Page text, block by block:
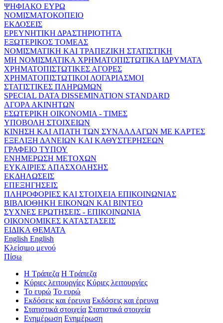
ΨΗΦΙΑΚΟ ΕΥΡΩ
ΝΟΜΙΣΜΑΤΟΚΟΠΕΙΟ
ΕΚΔΟΣΕΙΣ
ΕΡΕΥΝΗΤΙΚΗ ΔΡΑΣΤΗΡΙΟΤΗΤΑ
ΕΞΩΤΕΡΙΚΟΣ ΤΟΜΕΑΣ
ΝΟΜΙΣΜΑΤΙΚΗ ΚΑΙ ΤΡΑΠΕΖΙΚΗ ΣΤΑΤΙΣΤΙΚΗ
ΜΗ ΝΟΜΙΣΜΑΤΙΚΑ ΧΡΗΜΑΤΟΠΙΣΤΩΤΙΚΑ ΙΔΡΥΜΑΤΑ
ΧΡΗΜΑΤΟΠΙΣΤΩΤΙΚΕΣ ΑΓΟΡΕΣ
ΧΡΗΜΑΤΟΠΙΣΤΩΤΙΚΟΙ ΛΟΓΑΡΙΑΣΜΟΙ
ΣΤΑΤΙΣΤΙΚΕΣ ΠΛΗΡΩΜΩΝ
SPECIAL DATA DISSEMINATION STANDARD
ΑΓΟΡΑ ΑΚΙΝΗΤΩΝ
ΕΣΩΤΕΡΙΚΗ ΟΙΚΟΝΟΜΙΑ - ΤΙΜΕΣ
ΥΠΟΒΟΛΗ ΣΤΟΙΧΕΙΩΝ
ΚΙΝΗΣΗ ΚΑΙ ΑΠΑΤΗ ΤΩΝ ΣΥΝΑΛΛΑΓΩΝ ΜΕ ΚΑΡΤΕΣ
ΕΞΕΛΙΞΗ ΔΑΝΕΙΩΝ ΚΑΙ ΚΑΘΥΣΤΕΡΗΣΕΩΝ
ΓΡΑΦΕΙΟ ΤΥΠΟΥ
ΕΝΗΜΕΡΩΣΗ ΜΕΤΟΧΩΝ
ΕΥΚΑΙΡΙΕΣ ΑΠΑΣΧΟΛΗΣΗΣ
ΕΚΔΗΛΩΣΕΙΣ
ΕΠΕΞΗΓΗΣΕΙΣ
ΠΛΗΡΟΦΟΡΙΕΣ ΚΑΙ ΣΤΟΙΧΕΙΑ ΕΠΙΚΟΙΝΩΝΙΑΣ
ΒΙΒΛΙΟΘΗΚΗ ΕΙΚΟΝΩΝ ΚΑΙ ΒΙΝΤΕΟ
ΣΥΧΝΕΣ ΕΡΩΤΗΣΕΙΣ - ΕΠΙΚΟΙΝΩΝΙΑ
ΟΙΚΟΝΟΜΙΚΕΣ ΚΑΤΑΣΤΑΣΕΙΣ
ΕΙΔΙΚΑ ΘΕΜΑΤΑ
English English
Κλείσιμο μενού
Πίσω
Η Τράπεζα Η Τράπεζα
Κύριες λειτουργίες Κύριες λειτουργίες
Το ευρώ Το ευρώ
Εκδόσεις και έρευνα Εκδόσεις και έρευνα
Στατιστικά στοιχεία Στατιστικά στοιχεία
Ενημέρωση Ενημέρωση